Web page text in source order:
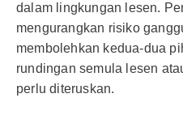
dalam lingkungan lesen.
mengurangkan risiko
membolehkan kedua-dua
rundingan semula lesen
perlu diteruskan.